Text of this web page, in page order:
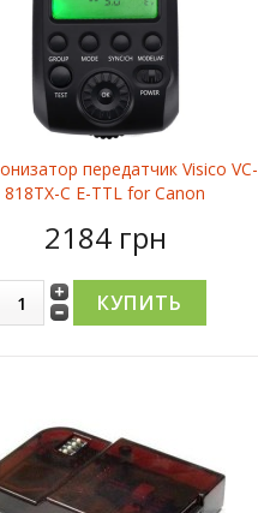
передатчик Visico VC-
818TX-C E-TTL for Canon
2184 грн